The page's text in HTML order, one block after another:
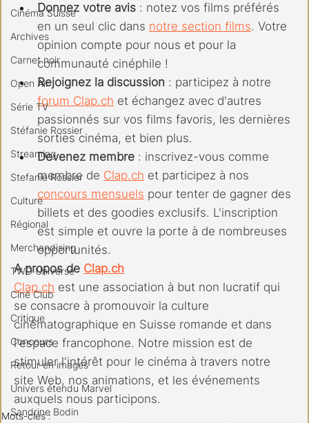
Cinéma Suisse
Archives
Carnet noir
Open Air
Série TV
Stéfanie Rossier
Streaming
Stefanie Rossier
Culture
Régional
Merchandising
TWD Universe
Ciné Club
Critique
Concours
Retour en images
Univers étendu Marvel
Sandrine Bodin
Donnez votre avis : notez vos films préférés
en un seul clic dans notre section films. Votre
opinion compte pour nous et pour la
communauté cinéphile !
Rejoignez la discussion : participez à notre
forum Clap.ch et échangez avec d'autres
passionnés sur vos films favoris, les dernières
sorties cinéma, et bien plus.
Devenez membre : inscrivez-vous comme
membre de Clap.ch et participez à nos
concours mensuels pour tenter de gagner des
billets et des goodies exclusifs. L'inscription
est simple et ouvre la porte à de nombreuses
opportunités.
A propos de Clap.ch
Clap.ch est une association à but non lucratif qui
se consacre à promouvoir la culture
cinématographique en Suisse romande et dans
l'espace francophone. Notre mission est de
stimuler l'intérêt pour le cinéma à travers notre
site Web, nos animations, et les événements
auxquels nous participons.
Mots-clés :